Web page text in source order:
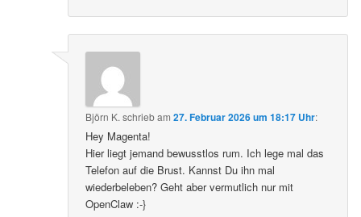
Björn K. schriebam27. Februar 2026 um 18:17 Uhr:
Hey Magenta!
Hier liegt jemand bewusstlos rum. Ich lege mal das
Telefon auf die Brust. Kannst Du ihn mal
wiederbeleben? Geht aber vermutlich nur mit
OpenClaw :-}